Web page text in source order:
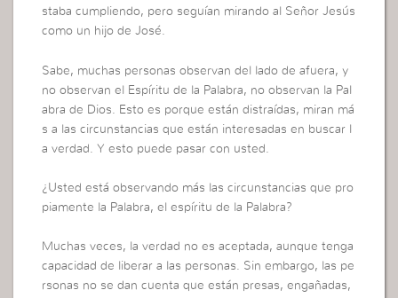
staba cumpliendo, pero seguían mirando al Señor Jesús
como un hijo de José.
Sabe, muchas personas observan del lado de afuera, y
no observan el Espíritu de la Palabra, no observan la Pal
abra de Dios. Esto es porque están distraídas, miran má
s a las circunstancias que están interesadas en buscar l
a verdad. Y esto puede pasar con usted.
¿Usted está observando más las circunstancias que pro
piamente la Palabra, el espíritu de la Palabra?
Muchas veces, la verdad no es aceptada, aunque tenga
capacidad de liberar a las personas. Sin embargo, las pe
rsonas no se dan cuenta que están presas, engañadas,